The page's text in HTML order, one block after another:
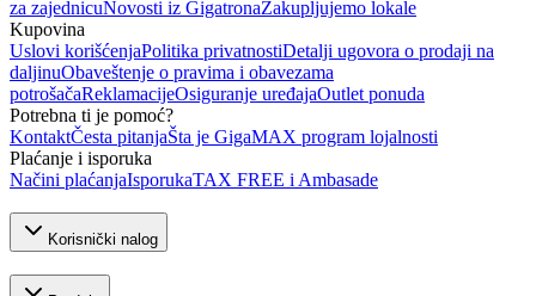
za zajednicuNovosti iz GigatronaZakupljujemo lokale
Kupovina
Uslovi korišćenjaPolitika privatnostiDetalji ugovora o prodaji na
daljinuObaveštenje o pravima i obavezama
potrošačaReklamacijeOsiguranje uređajaOutlet ponuda
Potrebna ti je pomoć?
KontaktČesta pitanjaŠta je GigaMAX program lojalnosti
Plaćanje i isporuka
Načini plaćanjaIsporukaTAX FREE i Ambasade
Korisnički nalog